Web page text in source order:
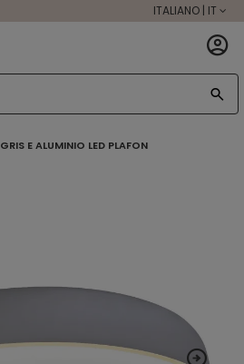
ITALIANO | IT
GRIS E ALUMINIO LED PLAFON